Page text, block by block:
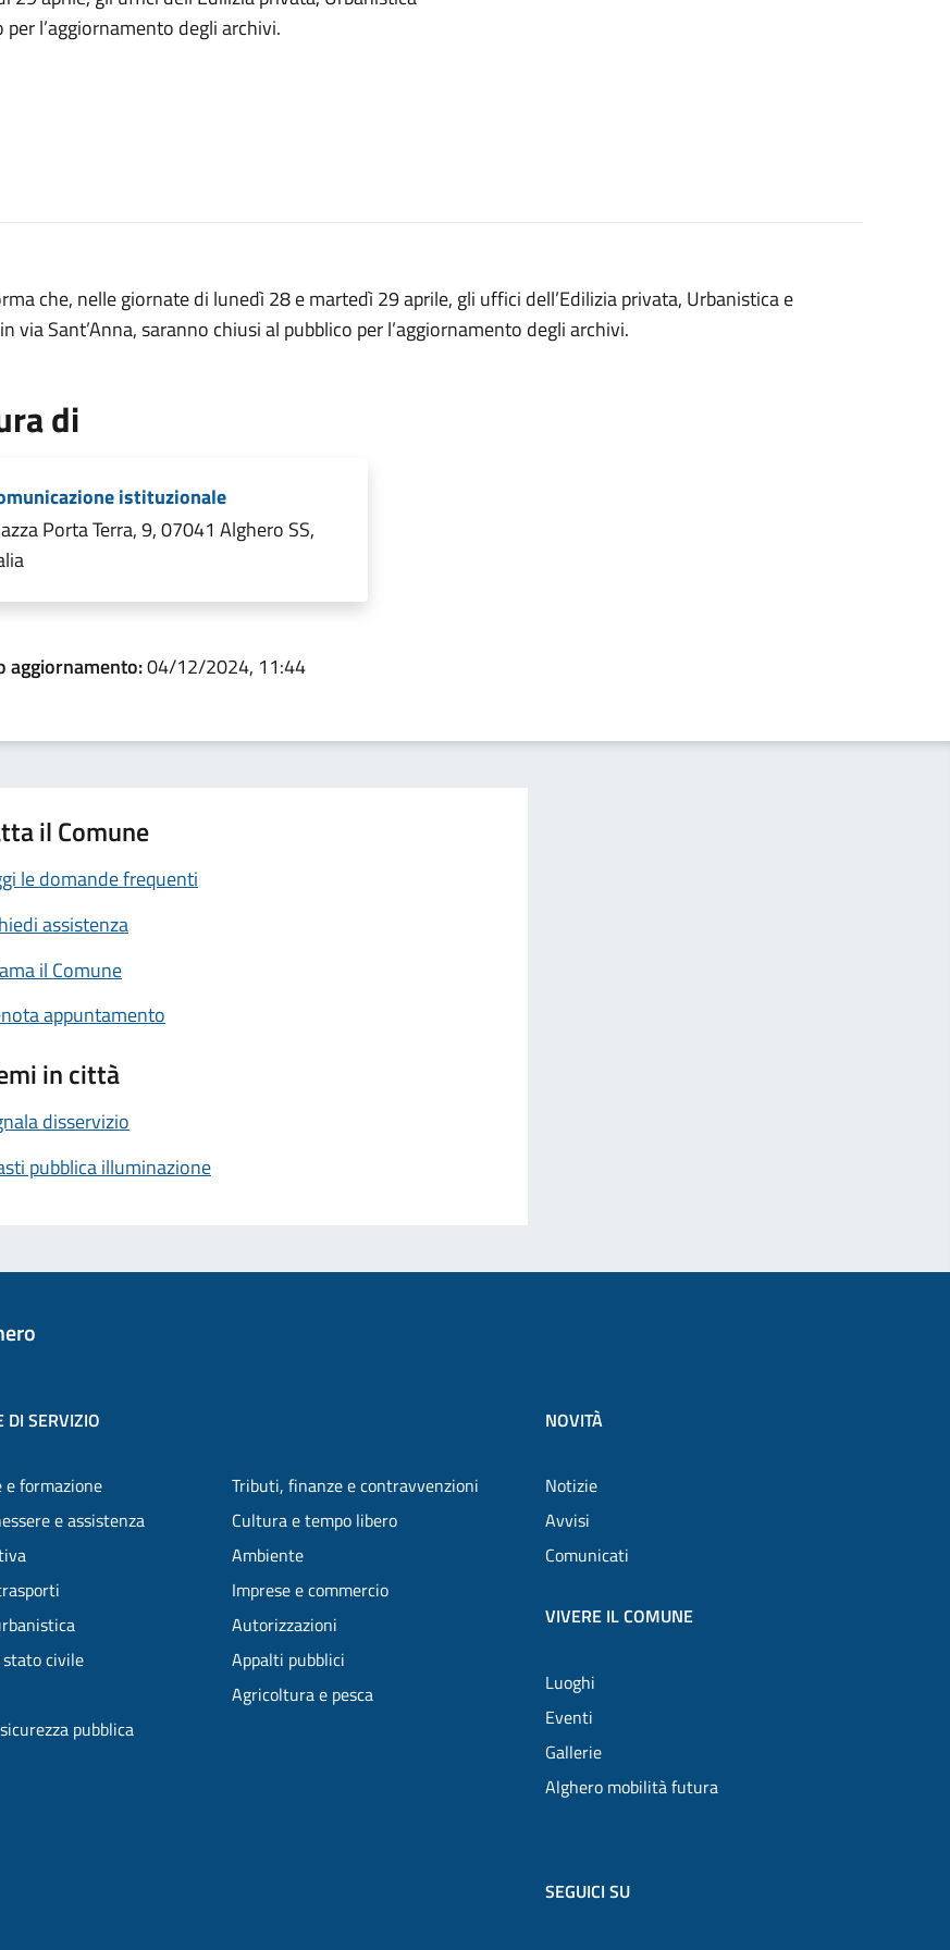
l’aggiornamento degli archivi.
che, nelle giornate di lunedì 28 e martedì 29 aprile, gli uffici dell’Edilizia privata, Urbanistica e
via Sant’Anna, saranno chiusi al pubblico per l’aggiornamento degli archivi.
di
istituzionale
Porta Terra, 9, 07041 Alghero SS,
aggiornamento:04/12/2024, 11:44
il Comune
le domande frequenti
assistenza
il Comune
appuntamento
in città
disservizio
pubblica illuminazione
DI SERVIZIO
e formazione
e assistenza
civile
pubblica
Tributi, finanze e contravvenzioni
Cultura e tempo libero
Ambiente
Imprese e commercio
Autorizzazioni
Appalti pubblici
Agricoltura e pesca
NOVITÀ
Notizie
Avvisi
Comunicati
VIVERE IL COMUNE
Luoghi
Eventi
Gallerie
Alghero mobilità futura
SEGUICI SU